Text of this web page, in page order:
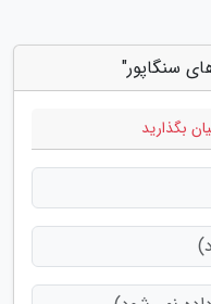
سنگاپور"
بگذارید